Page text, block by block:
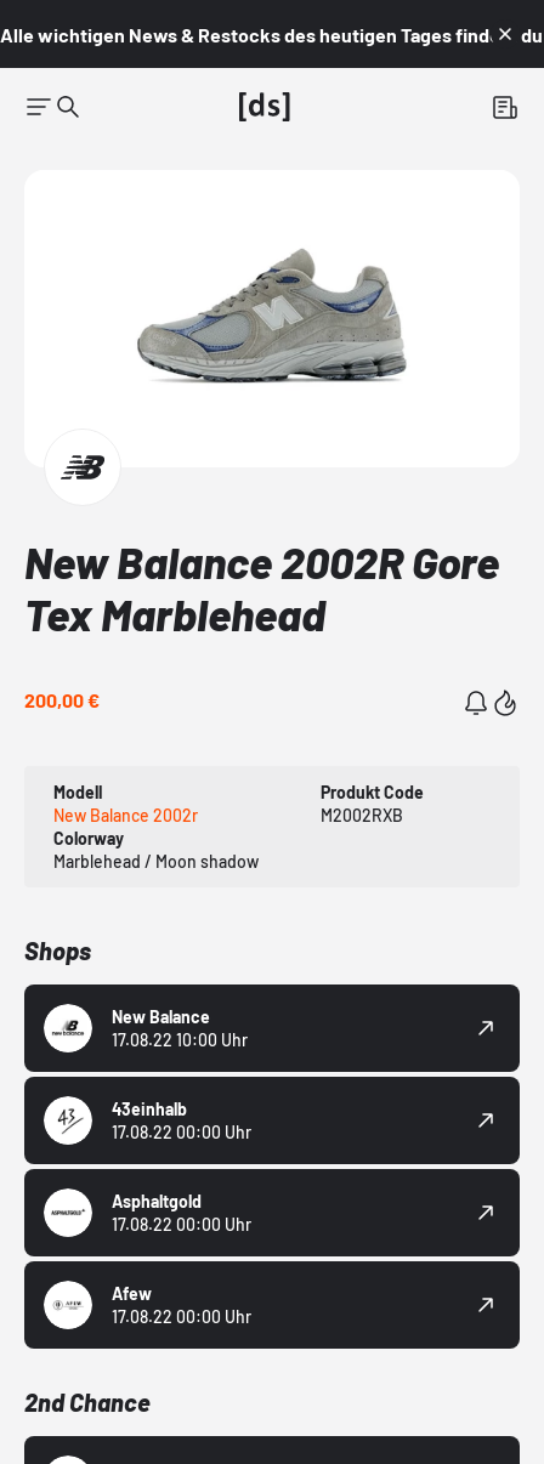
Alle wichtigen News & Restocks des heutigen Tages findest du
New Balance 2002R Gore
Tex Marblehead
200,00 €
Modell
New Balance 2002r
Produkt Code
M2002RXB
Colorway
Marblehead / Moon shadow
Shops
New Balance
17.08.22 10:00 Uhr
43einhalb
17.08.22 00:00 Uhr
Asphaltgold
17.08.22 00:00 Uhr
Afew
17.08.22 00:00 Uhr
2nd Chance